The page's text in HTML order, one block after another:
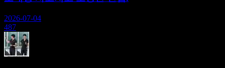
2026-07-04
487